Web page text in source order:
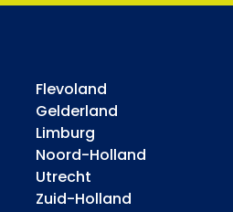
Flevoland
Gelderland
Limburg
Noord-Holland
Utrecht
Zuid-Holland